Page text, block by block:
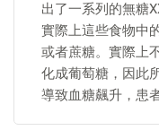
出了一系列的無糖
實際上這些食物中
或者蔗糖。實際上
化成葡萄糖，因此
導致血糖飆升，患